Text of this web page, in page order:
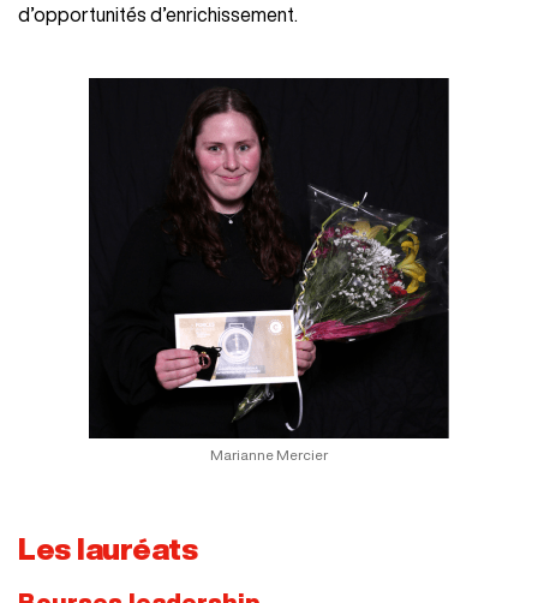
d’opportunités d’enrichissement.
Marianne Mercier
Les lauréats